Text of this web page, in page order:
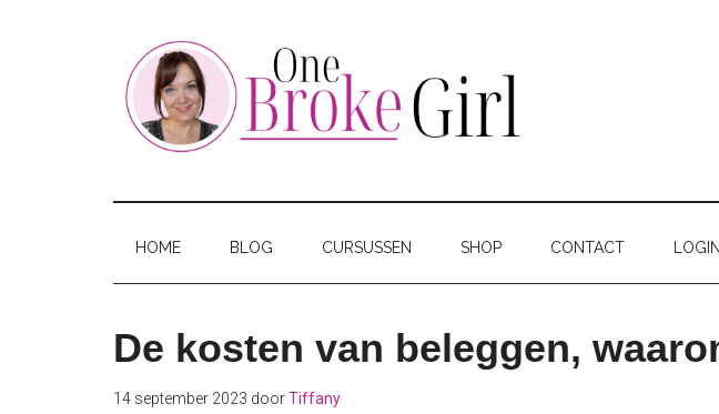
One
Broke
Girl
omHOME BLOG CURSUSSEN SHOP CONTACT LOGIN
De kosten van beleggen,
14 september 2023 doorTiffany